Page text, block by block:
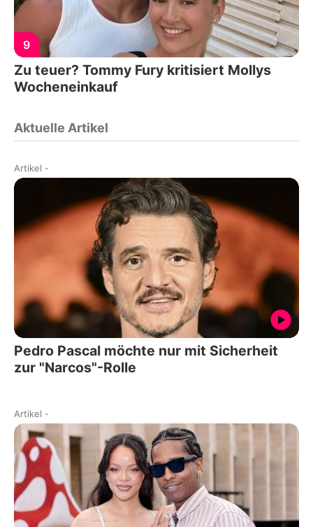
9
Zu teuer? Tommy Fury kritisiert Mollys
Wocheneinkauf
Aktuelle Artikel
Artikel -
Pedro Pascal möchte nur mit Sicherheit
zur "Narcos"-Rolle
Artikel -